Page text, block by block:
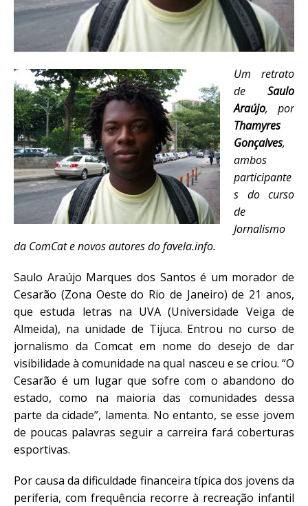
Um retrato
de Saulo
Araújo, por
Thamyres
Gonçalves,
ambos
participante
s do curso
de
Jornalismo
da ComCat e novos autores do favela.info.
Saulo Araújo Marques dos Santos é um morador de
Cesarão (Zona Oeste do Rio de Janeiro) de 21 anos,
que estuda letras na UVA (Universidade Veiga de
Almeida), na unidade de Tijuca. Entrou no curso de
jornalismo da Comcat em nome do desejo de dar
visibilidade à comunidade na qual nasceu e se criou. “O
Cesarão é um lugar que sofre com o abandono do
estado, como na maioria das comunidades dessa
parte da cidade”, lamenta. No entanto, se esse jovem
de poucas palavras seguir a carreira fará coberturas
esportivas.
Por causa da dificuldade financeira típica dos jovens da
periferia, com frequência recorre à recreação infantil